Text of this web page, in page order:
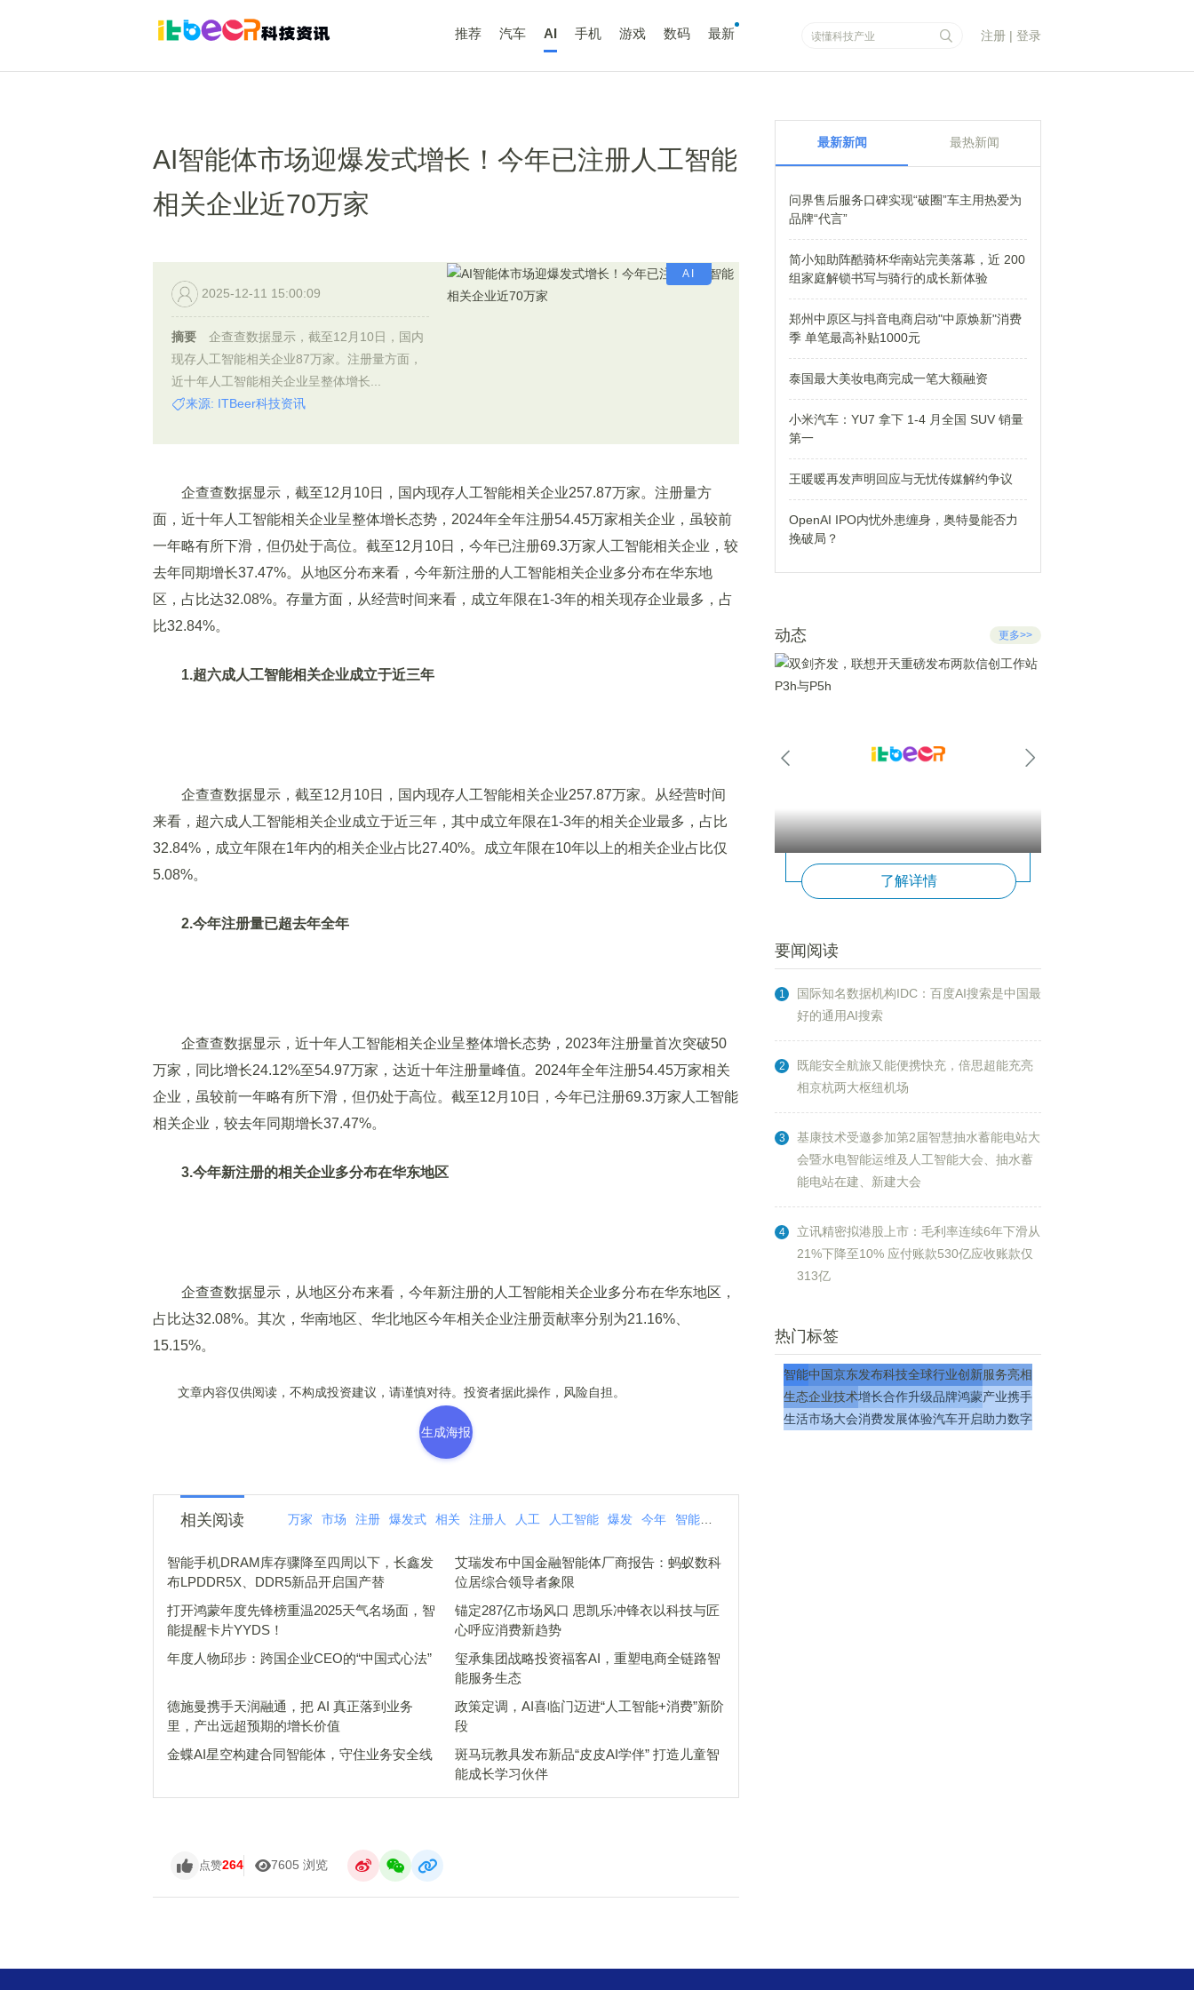
推荐 汽车 AI 手机 游戏 数码 最新 注册 | 登录
AI智能体市场迎爆发式增长！今年已注册人工智能
相关企业近70万家
AI
2025-12-11 15:00:09
摘要
企查查数据显示，截至12月10日，国内
现存人工智能相关企业87万家。注册量方面，
近十年人工智能相关企业呈整体增长...
来源: ITBeer科技资讯
企查查数据显示，截至12月10日，国内现存人工智能相关企业257.87万家。注册量方
面，近十年人工智能相关企业呈整体增长态势，2024年全年注册54.45万家相关企业，虽较前
一年略有所下滑，但仍处于高位。截至12月10日，今年已注册69.3万家人工智能相关企业，较
去年同期增长37.47%。从地区分布来看，今年新注册的人工智能相关企业多分布在华东地
区，占比达32.08%。存量方面，从经营时间来看，成立年限在1-3年的相关现存企业最多，占
比32.84%。
1.超六成人工智能相关企业成立于近三年
企查查数据显示，截至12月10日，国内现存人工智能相关企业257.87万家。从经营时间
来看，超六成人工智能相关企业成立于近三年，其中成立年限在1-3年的相关企业最多，占比
32.84%，成立年限在1年内的相关企业占比27.40%。成立年限在10年以上的相关企业占比仅
5.08%。
2.今年注册量已超去年全年
企查查数据显示，近十年人工智能相关企业呈整体增长态势，2023年注册量首次突破50
万家，同比增长24.12%至54.97万家，达近十年注册量峰值。2024年全年注册54.45万家相关
企业，虽较前一年略有所下滑，但仍处于高位。截至12月10日，今年已注册69.3万家人工智能
相关企业，较去年同期增长37.47%。
3.今年新注册的相关企业多分布在华东地区
企查查数据显示，从地区分布来看，今年新注册的人工智能相关企业多分布在华东地区，
占比达32.08%。其次，华南地区、华北地区今年相关企业注册贡献率分别为21.16%、
15.15%。
文章内容仅供阅读，不构成投资建议，请谨慎对待。投资者据此操作，风险自担。
生成海报
相关阅读 万家 市场 注册 爆发式 相关 注册人 人工 人工智能 爆发 今年 智能
智能手机DRAM库存骤降至四周以下，长鑫发
布LPDDR5X、DDR5新品开启国产替
艾瑞发布中国金融智能体厂商报告：蚂蚁数科
位居综合领导者象限
打开鸿蒙年度先锋榜重温2025天气名场面，智
能提醒卡片YYDS！
锚定287亿市场风口 思凯乐冲锋衣以科技与匠
心呼应消费新趋势
年度人物邱步：跨国企业CEO的“中国式心法”
玺承集团战略投资福客AI，重塑电商全链路智
能服务生态
德施曼携手天润融通，把 AI 真正落到业务
里，产出远超预期的增长价值
政策定调，AI喜临门迈进“人工智能+消费”新阶
段
金蝶AI星空构建合同智能体，守住业务安全线
斑马玩教具发布新品“皮皮AI学伴” 打造儿童智
能成长学习伙伴
点赞264 7605 浏览
最新新闻 最热新闻
问界售后服务口碑实现“破圈”车主用热爱为
品牌“代言”
简小知助阵酷骑杯华南站完美落幕，近 200
组家庭解锁书写与骑行的成长新体验
郑州中原区与抖音电商启动"中原焕新"消费
季 单笔最高补贴1000元
泰国最大美妆电商完成一笔大额融资
小米汽车：YU7 拿下 1-4 月全国 SUV 销量
第一
王暖暖再发声明回应与无忧传媒解约争议
OpenAI IPO内忧外患缠身，奥特曼能否力
挽破局？
动态 更多>>
了解详情
要闻阅读
1
国际知名数据机构IDC：百度AI搜索是中国最
好的通用AI搜索
2
既能安全航旅又能便携快充，倍思超能充亮
相京杭两大枢纽机场
3
基康技术受邀参加第2届智慧抽水蓄能电站大
会暨水电智能运维及人工智能大会、抽水蓄
能电站在建、新建大会
4
立讯精密拟港股上市：毛利率连续6年下滑从
21%下降至10% 应付账款530亿应收账款仅
313亿
热门标签
智能中国京东发布科技全球行业创新服务亮相
生态企业技术增长合作升级品牌鸿蒙产业携手
生活市场大会消费发展体验汽车开启助力数字